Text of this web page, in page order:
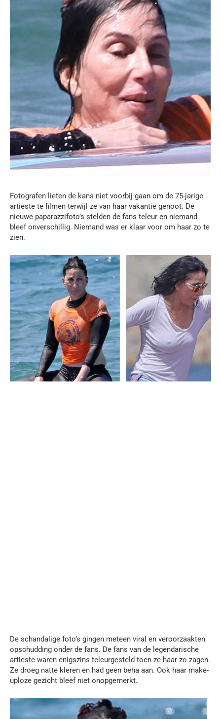
Fotografen lieten de kans niet voorbij gaan om de 75-jarige
artieste te filmen terwijl ze van haar vakantie genoot. De
nieuwe paparazzifoto’s stelden de fans teleur en niemand
bleef onverschillig. Niemand was er klaar voor om haar zo te
zien.
De schandalige foto’s gingen meteen viral en veroorzaakten
opschudding onder de fans. De fans van de legendarische
artieste waren enigszins teleurgesteld toen ze haar zo zagen.
Ze droeg natte kleren en had geen beha aan. Ook haar make-
uploze gezicht bleef niet onopgemerkt.